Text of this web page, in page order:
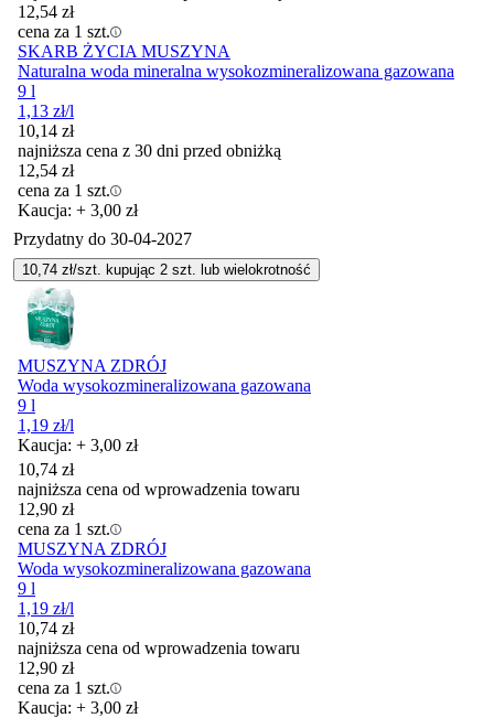
12,54 zł
cena za 1 szt.
SKARB ŻYCIA MUSZYNA
Naturalna woda mineralna wysokozmineralizowana gazowana
9 l
1,13 zł/l
10,14 zł
najniższa cena z 30 dni przed obniżką
12,54 zł
cena za 1 szt.
Kaucja: + 3,00 zł
Przydatny do 30-04-2027
10,74 zł/szt. kupując 2 szt. lub wielokrotność
MUSZYNA ZDRÓJ
Woda wysokozmineralizowana gazowana
9 l
1,19 zł/l
Kaucja: + 3,00 zł
10,74 zł
najniższa cena od wprowadzenia towaru
12,90 zł
cena za 1 szt.
MUSZYNA ZDRÓJ
Woda wysokozmineralizowana gazowana
9 l
1,19 zł/l
10,74 zł
najniższa cena od wprowadzenia towaru
12,90 zł
cena za 1 szt.
Kaucja: + 3,00 zł